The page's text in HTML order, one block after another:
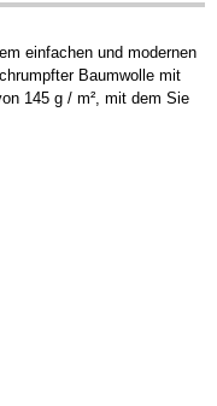
einfachen und modernen
Baumwolle mit
145 g / m², mit dem Sie